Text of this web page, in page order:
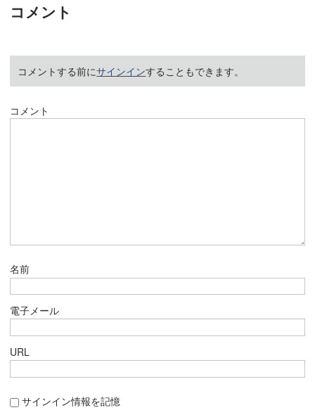
コメント
コメントする前にサインインすることもできます。
コメント
名前
電子メール
URL
サインイン情報を記憶